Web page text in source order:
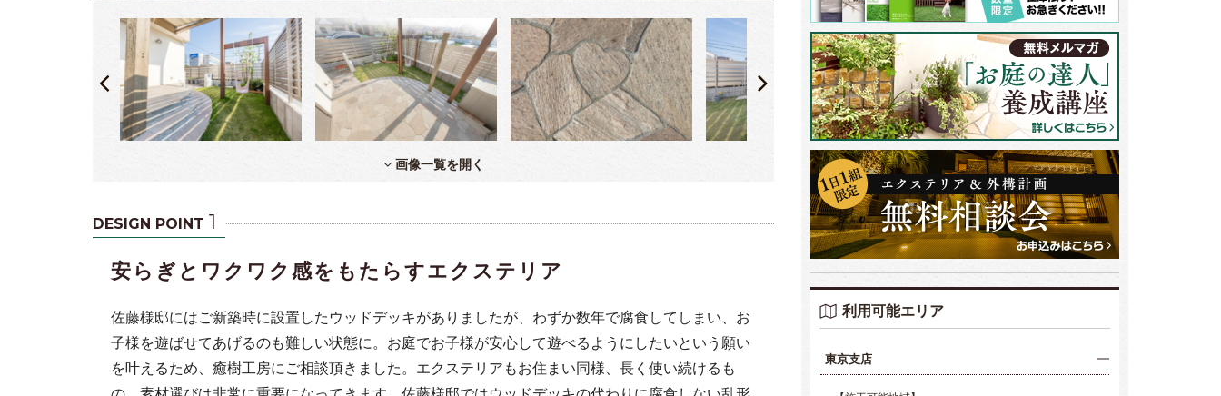
画像一覧を開く
DESIGN POINT 1
安らぎとワクワク感をもたらすエクステリア
佐藤様邸にはご新築時に設置したウッドデッキがありましたが、わずか数年で腐食してしまい、お
子様を遊ばせてあげるのも難しい状態に。お庭でお子様が安心して遊べるようにしたいという願い
を叶えるため、癒樹工房にご相談頂きました。エクステリアもお住まい同様、長く使い続けるも
利用可能エリア
東京支店